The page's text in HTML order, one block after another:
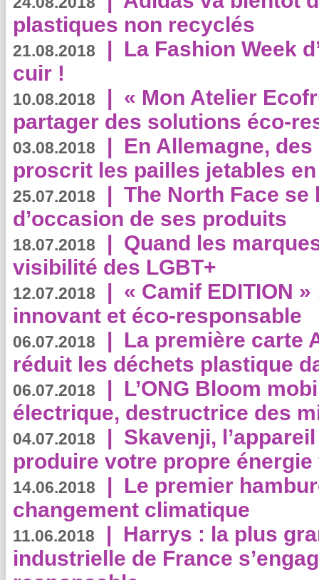
plastiques non recyclés
21.08.2018 | La Fashion Week
cuir !
10.08.2018 | « Mon Atelier
partager des solutions éco-
03.08.2018 | En Allemagne,
proscrit les pailles jetables
25.07.2018 | The North Face se
d’occasion de ses produits
18.07.2018 | Quand les
visibilité des LGBT+
12.07.2018 | « Camif EDITION
innovant et éco-responsable
06.07.2018 | La première carte
réduit les déchets plastique
06.07.2018 | L’ONG Bloom
électrique, destructrice des
04.07.2018 | Skavenji,
produire votre propre
14.06.2018 | Le premier
changement climatique
11.06.2018 | Harrys : la plus
industrielle de France